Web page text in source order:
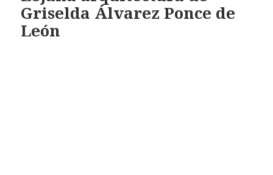
Griselda Álvarez Ponce de
León